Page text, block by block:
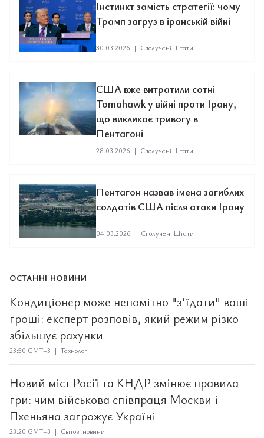
Інстинкт замість стратегії: чому
Трамп загруз в іранській війні
30.03.2026 | Сполучені Штати
США вже витратили сотні
Tomahawk у війні проти Ірану,
що викликає тривогу в
Пентагоні
28.03.2026 | Сполучені Штати
Пентагон назвав імена загиблих
солдатів США після атаки Ірану
04.03.2026 | Сполучені Штати
ОСТАННІ НОВИНИ
Кондиціонер може непомітно "з’їдати" ваші
гроші: експерт розповів, який режим різко
збільшує рахунки
23:50 GMT+3 | Технології
Новий міст Росії та КНДР змінює правила
гри: чим військова співпраця Москви і
Пхеньяна загрожує Україні
23:20 GMT+3 | Світові новини